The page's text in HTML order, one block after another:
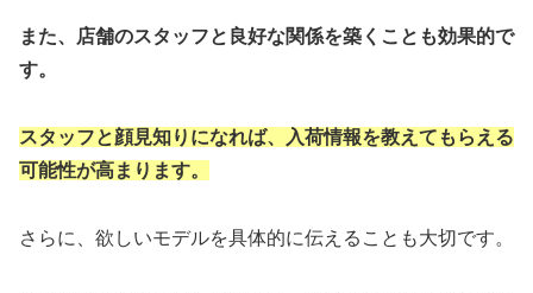
また、店舗のスタッフと良好な関係を築くことも効果的で
す。
スタッフと顔見知りになれば、入荷情報を教えてもらえる
可能性が高まります。
さらに、欲しいモデルを具体的に伝えることも大切です。